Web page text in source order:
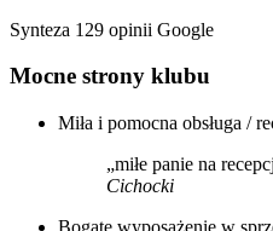
Synteza 129 opinii Google
Mocne strony klubu
Miła i pomocna obsługa /
„miłe panie na
Cichocki